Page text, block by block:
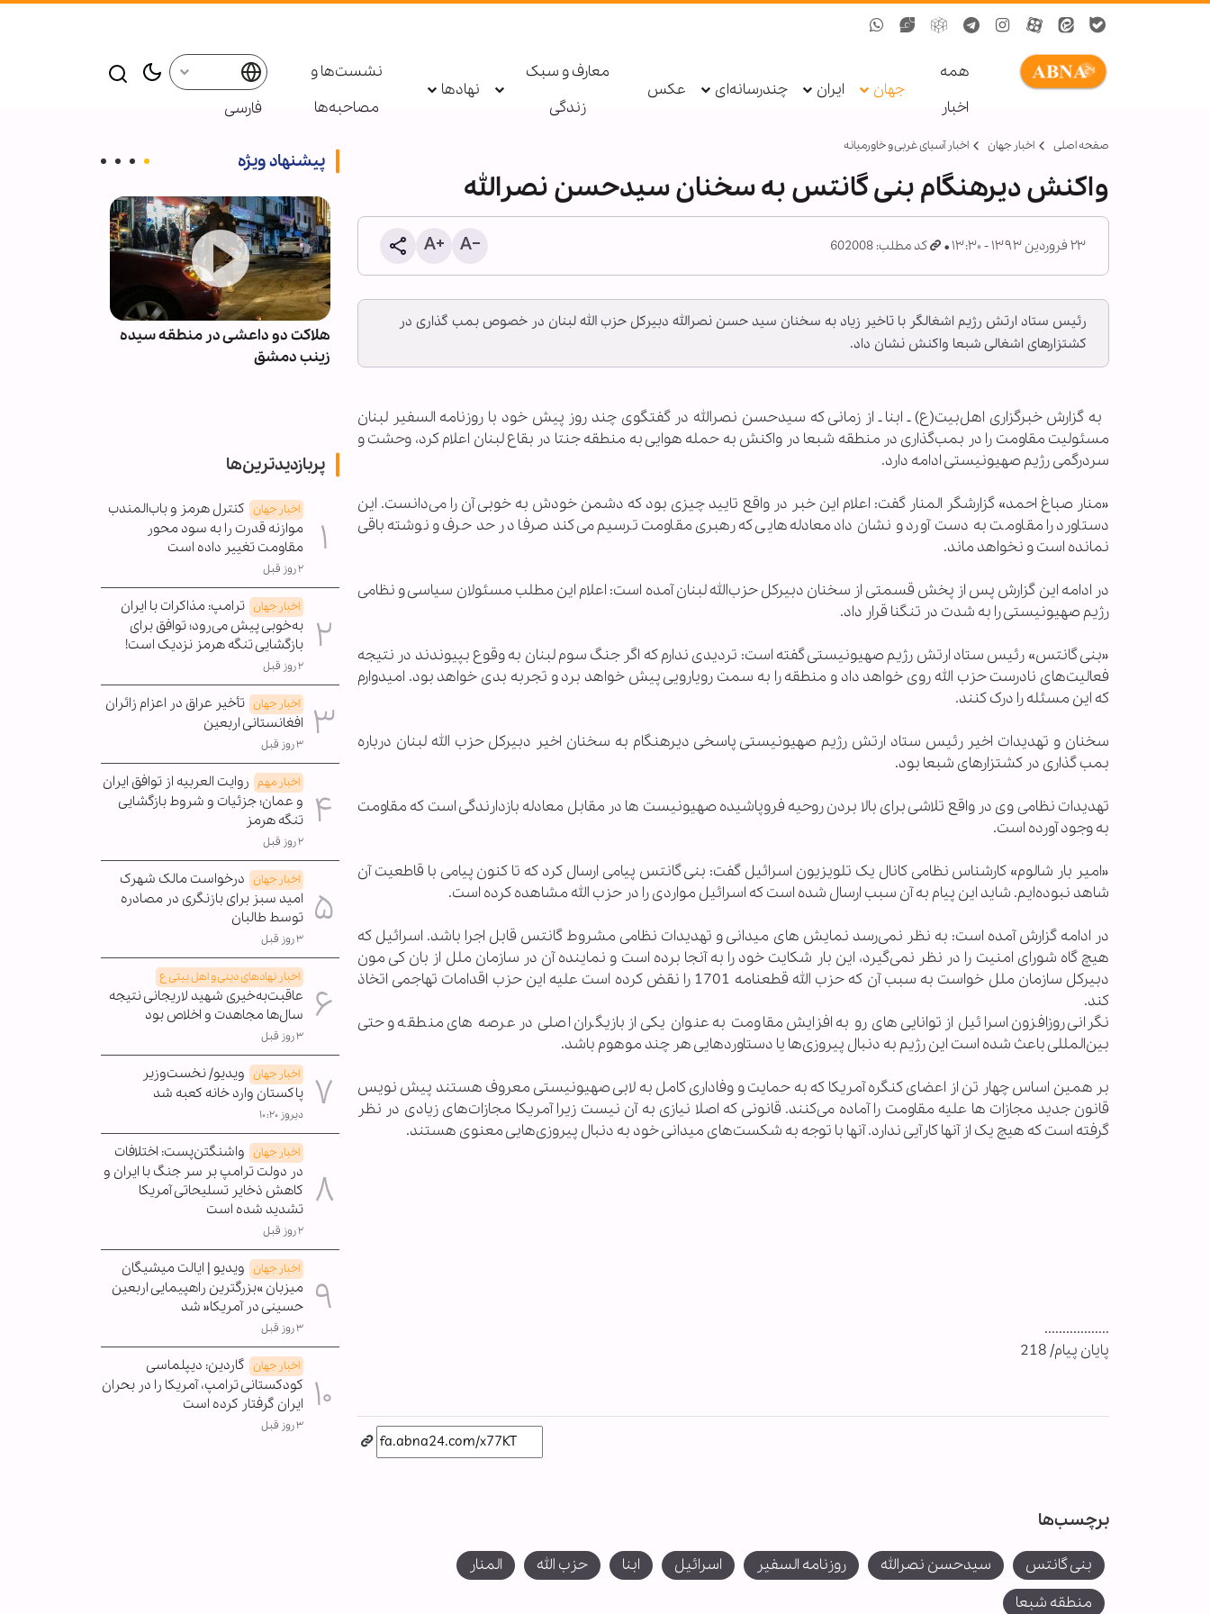
همه
اخبار
جهان ایران چندرسانه‌ای عکس
معارف و سبک
زندگی
نهادها
نشست‌ها و
مصاحبه‌ها
فارسی
صفحه اصلی اخبار جهان اخبار آسیای غربی و خاورمیانه
واکنش دیرهنگام بنی گانتس به سخنان سيدحسن نصرالله
۲۳ فروردین ۱۳۹۳ - ۱۳:۳۰ کد مطلب: 602008
رئیس ستاد ارتش رژیم اشغالگر با تاخیر زیاد به سخنان سید حسن نصرالله دبیرکل حزب الله لبنان در خصوص بمب گذاری در
کشتزارهای اشغالی شبعا واکنش نشان داد.
به گزارش خبرگزاری اهل‌بیت(ع) ـ ابنا ـ از زمانی که سیدحسن نصرالله در گفتگوی چند روز پیش خود با روزنامه السفیر لبنان
مسئولیت مقاومت را در بمب‌گذاری در منطقه شبعا در واکنش به حمله هوایی به منطقه جنتا در بقاع لبنان اعلام کرد، وحشت و
سردرگمی رژیم صهیونیستی ادامه دارد.
«منار صباغ احمد» گزارشگر المنار گفت: اعلام این خبر در واقع تایید چیزی بود که دشمن خودش به خوبی آن را می‌دانست. این
دستاورد را مقاومت به دست آورد و نشان داد معادله‌هایی که رهبری مقاومت ترسیم می‌کند صرفا در حد حرف و نوشته باقی
نمانده است و نخواهد ماند.
در ادامه این گزارش پس از پخش قسمتی از سخنان دبیرکل حزب‌الله لبنان آمده است: اعلام این مطلب مسئولان سیاسی و نظامی
رژیم صهیونیستی را به شدت در تنگنا قرار داد.
«بنی گانتس» رئیس ستاد ارتش رژیم صهیونیستی گفته است: تردیدی ندارم که اگر جنگ سوم لبنان به وقوع بپیوندند در نتیجه
فعالیت‌های نادرست حزب الله روی خواهد داد و منطقه را به سمت رویارویی پیش خواهد برد و تجربه بدی خواهد بود. امیدوارم
که این مسئله را درک کنند.
سخنان و تهدیدات اخیر رئیس ستاد ارتش رژیم صهیونیستی پاسخی دیرهنگام به سخنان اخیر دبیرکل حزب الله لبنان درباره
بمب گذاری در کشتزارهای شبعا بود.
تهدیدات نظامی وی در واقع تلاشی برای بالا بردن روحیه فروپاشیده صهیونیست ها در مقابل معادله بازدارندگی است که مقاومت
به وجود آورده است.
«امیر بار شالوم» کارشناس نظامی کانال یک تلویزیون اسرائیل گفت: بنی گانتس پیامی ارسال کرد که تا کنون پیامی با قاطعیت آن
شاهد نبوده‌ایم. شاید این پیام به آن سبب ارسال شده است که اسرائیل مواردی را در حزب الله مشاهده کرده است.
در ادامه گزارش آمده است: به نظر نمی‌رسد نمایش های میدانی و تهدیدات نظامی مشروط گانتس قابل اجرا باشد. اسرائیل که
هیچ گاه شورای امنیت را در نظر نمی‌گیرد، این بار شکایت خود را به آنجا برده است و نماینده آن در سازمان ملل از بان کی مون
دبیرکل سازمان ملل خواست به سبب آن که حزب الله قطعنامه 1701 را نقض کرده است علیه این حزب اقدامات تهاجمی اتخاذ
کند.
نگرانی روزافزون اسرائیل از توانایی‌های رو به افزایش مقاومت به عنوان یکی از بازیگران اصلی در عرصه های منطقه و حتی
بین‌المللی باعث شده است این رژیم به دنبال پیروزی‌ها یا دستاوردهایی هر چند موهوم باشد.
بر همین اساس چهار تن از اعضای کنگره آمریکا که به حمایت و وفاداری کامل به لابی صهیونیستی معروف هستند پیش نویس
قانون جدید مجازات ها علیه مقاومت را آماده می‌کنند. قانونی که اصلا نیازی به آن نیست زیرا آمریکا مجازات‌های زیادی در نظر
گرفته است که هیچ یک از آنها کارآیی ندارد. آنها با توجه به شکست‌های میدانی خود به دنبال پیروزی‌هایی معنوی هستند.
..................
پایان پیام/ 218
برچسب‌ها
بنی گانتس سیدحسن نصرالله روزنامه السفیر اسرائیل ابنا حزب الله
المنار
منطقه شبعا
پیشنهاد ویژه
شیخ علی الخطیب: دولت لبنان پس
هلاکت دو داعشی در منطقه سیده
زینب دمشق
پربازدیدترین‌ها
اخبار جهان کنترل هرمز و باب‌المندب
موازنه قدرت را به سود محور
مقاومت تغییر داده است
۲ روز قبل
اخبار جهان ترامپ: مذاکرات با ایران
به‌خوبی پیش می‌رود؛ توافق برای
بازگشایی تنگه هرمز نزدیک است!
۲ روز قبل
اخبار جهان تأخیر عراق در اعزام زائران
افغانستانی اربعین
۳ روز قبل
اخبار مهم روایت العربیه از توافق ایران
و عمان؛ جزئیات و شروط بازگشایی
تنگه هرمز
۲ روز قبل
اخبار جهان درخواست مالک شهرک
امید سبز برای بازنگری در مصادره
توسط طالبان
۳ روز قبل
اخبار نهادهای دینی و اهل بیتی ع
عاقبت‌به‌خیری شهید لاریجانی نتیجه
سال‌ها مجاهدت و اخلاص بود
۳ روز قبل
اخبار جهان ویدیو/ نخست‌وزیر
پاکستان وارد خانه کعبه شد
دیروز ۱۰:۲۰
اخبار جهان واشنگتن‌پست: اختلافات
در دولت ترامپ بر سر جنگ با ایران و
کاهش ذخایر تسلیحاتی آمریکا
تشدید شده است
۲ روز قبل
اخبار جهان ویدیو | ایالت میشیگان
میزبان »بزرگترین راهپیمایی اربعین
حسینی در آمریکا« شد
۳ روز قبل
اخبار جهان گاردین: دیپلماسی
کودکستانی ترامپ، آمریکا را در بحران
ایران گرفتار کرده است
۳ روز قبل